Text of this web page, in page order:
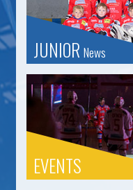
JUNIOR News
EVENTS